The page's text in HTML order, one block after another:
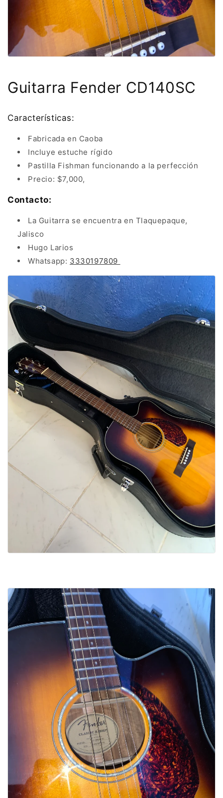
Guitarra Fender CD140SC
Características:
Fabricada en Caoba
Incluye estuche rígido
Pastilla Fishman funcionando a la perfección
Precio: $7,000,
Contacto:
La Guitarra se encuentra en Tlaquepaque,
Jalisco
Hugo Larios
Whatsapp: 3330197809